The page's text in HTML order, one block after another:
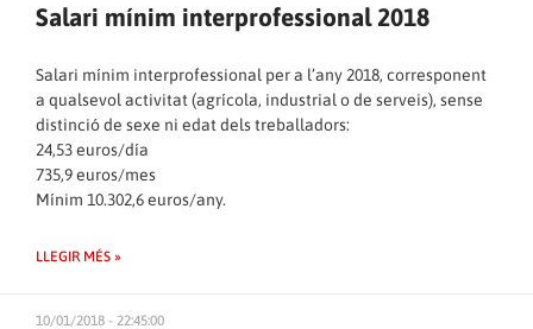
Salari mínim interprofessional 2018
Salari mínim interprofessional per a l’any 2018, corresponent
a qualsevol activitat (agrícola, industrial o de serveis), sense
distinció de sexe ni edat dels treballadors:
24,53 euros/día
735,9 euros/mes
Mínim 10.302,6 euros/any.
LLEGIR MÉS »
10/01/2018 - 22:45:00